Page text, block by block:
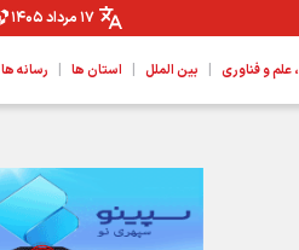
۱۷ مرداد ۱۴۰۵
و فناوری | بین الملل | استان ها | رسانه ها